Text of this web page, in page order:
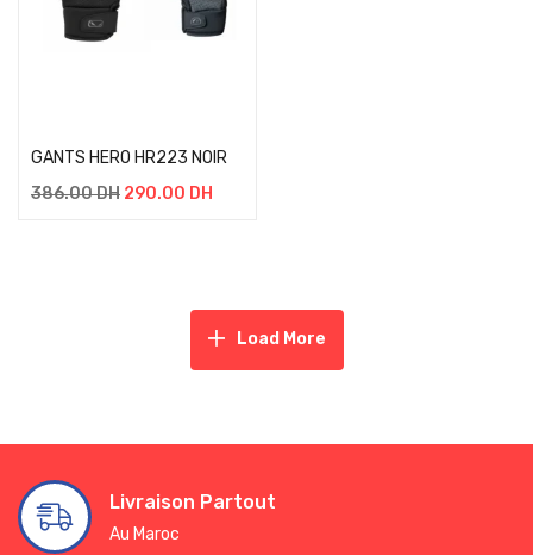
GANTS HERO HR223 NOIR
386.00DH 290.00 DH
Load More
Livraison Partout
Au Maroc